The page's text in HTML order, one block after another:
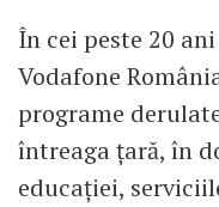
În cei peste 20
Vodafone
programe
întreaga țară, în
educaţiei,